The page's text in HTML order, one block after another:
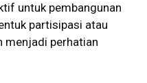
untuk pembangunan
partisipasi atau
menjadi perhatian